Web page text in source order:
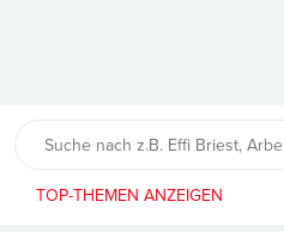
Lehrerfreund
TOP-THEMEN